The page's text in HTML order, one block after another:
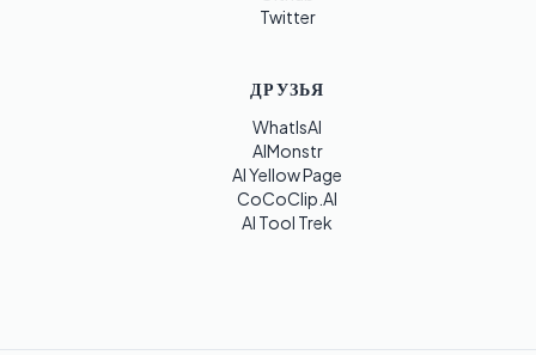
Twitter
ДРУЗЬЯ
WhatIsAI
AIMonstr
AI Yellow Page
CoCoClip.AI
AI Tool Trek